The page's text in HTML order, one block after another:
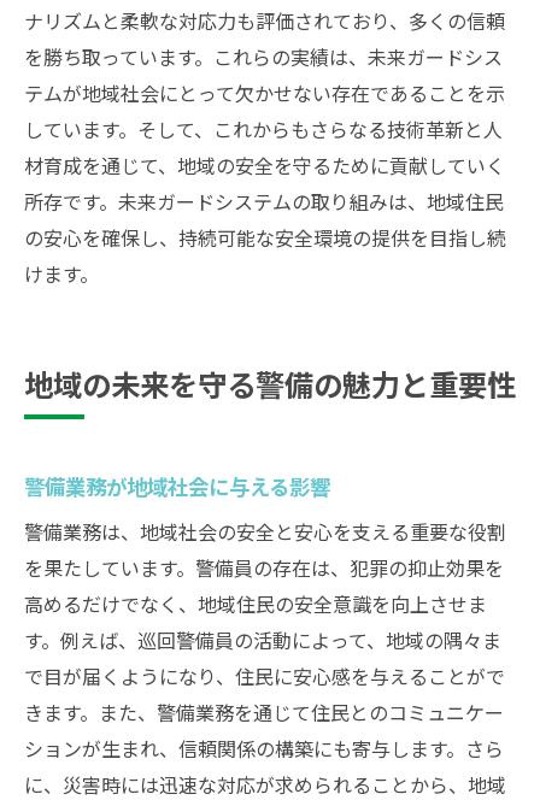
ナリズムと柔軟な対応力も評価されており、多くの信頼
を勝ち取っています。これらの実績は、未来ガードシス
テムが地域社会にとって欠かせない存在であることを示
しています。そして、これからもさらなる技術革新と人
材育成を通じて、地域の安全を守るために貢献していく
所存です。未来ガードシステムの取り組みは、地域住民
の安心を確保し、持続可能な安全環境の提供を目指し続
けます。
地域の未来を守る警備の魅力と重要性
警備業務が地域社会に与える影響
警備業務は、地域社会の安全と安心を支える重要な役割
を果たしています。警備員の存在は、犯罪の抑止効果を
高めるだけでなく、地域住民の安全意識を向上させま
す。例えば、巡回警備員の活動によって、地域の隅々ま
で目が届くようになり、住民に安心感を与えることがで
きます。また、警備業務を通じて住民とのコミュニケー
ションが生まれ、信頼関係の構築にも寄与します。さら
に、災害時には迅速な対応が求められることから、地域